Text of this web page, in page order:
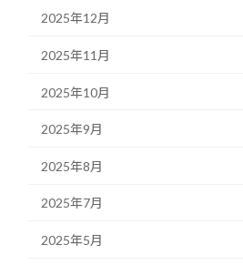
2025年12月
2025年11月
2025年10月
2025年9月
2025年8月
2025年7月
2025年5月